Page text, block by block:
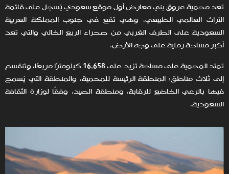
تعد محمية عروق بني معارض أول موقع سعودي يُسجل على قائمة
التراث العالمي الطبيعي، وهي تقع في جنوب المملكة العربية
السعودية على الطرف الغربي من صحراء الربع الخالي والتي تعد
أكبر مساحة رملية على وجه الأرض.
تمتد المحمية على مساحة تزيد على 16,658 كيلومترًا مربعًا، وتنقسم
إلى ثلاث مناطق: المنطقة الرئيسة للمحمية، والمنطقة التي يُسمح
فيها بالرعي الخاضع للرقابة، ومنطقة الصيد، وفقًا لوزارة الثقافة
السعودية.